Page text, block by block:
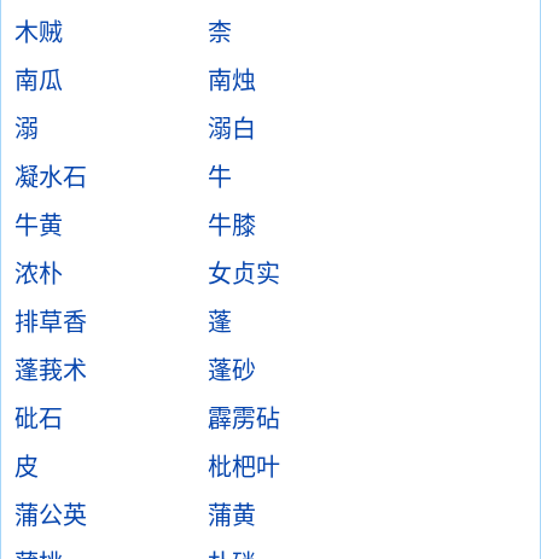
木贼
柰
南瓜
南烛
溺
溺白
凝水石
牛
牛黄
牛膝
浓朴
女贞实
排草香
蓬
蓬莪术
蓬砂
砒石
霹雳砧
皮
枇杷叶
蒲公英
蒲黄